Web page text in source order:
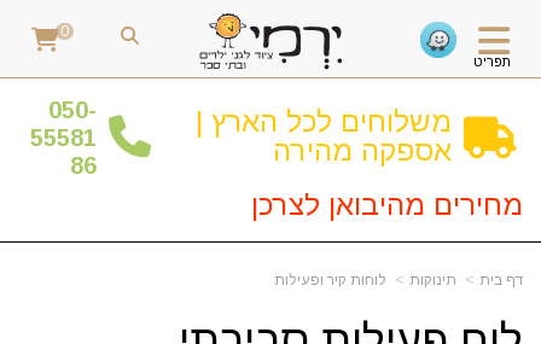
תפריט
0
משלוחים לכל הארץ |
אספקה מהירה
050-
55581
86
מחירים מהיבואן לצרכן
דף בית תינוקות לוחות קיר ופעילות